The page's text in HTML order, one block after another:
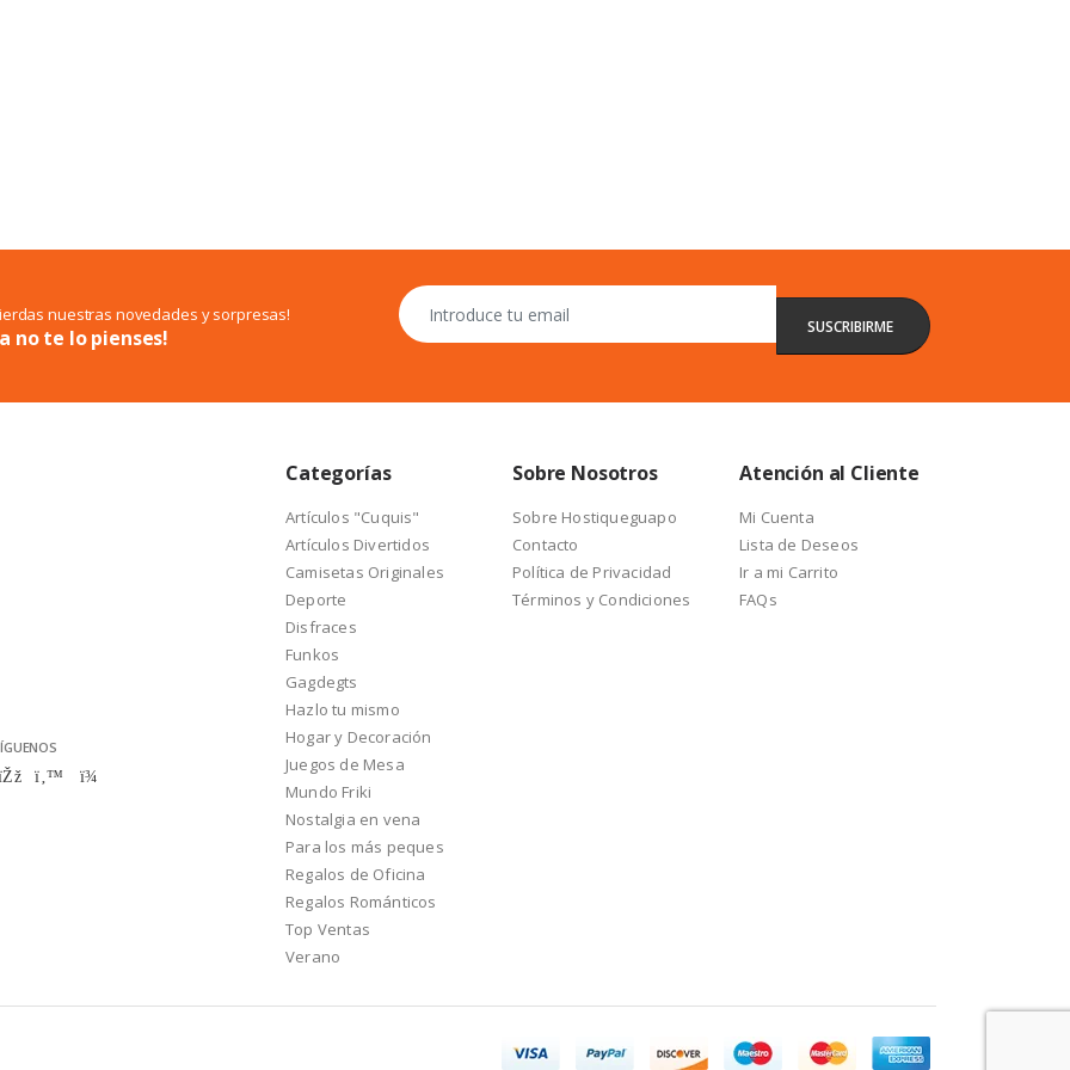
nuestras novedades y sorpresas!
no te lo pienses!
Categorías
Artículos "Cuquis"
Artículos Divertidos
Camisetas Originales
Deporte
Disfraces
Funkos
Gagdegts
Hazlo tu mismo
Hogar y Decoración
Juegos de Mesa
Mundo Friki
Nostalgia en vena
Para los más peques
Regalos de Oficina
Regalos Románticos
Top Ventas
Verano
Sobre Nosotros
Sobre Hostiqueguapo
Contacto
Política de Privacidad
Términos y Condiciones
Atención al Cliente
Mi Cuenta
Lista de Deseos
Ir a mi Carrito
FAQs